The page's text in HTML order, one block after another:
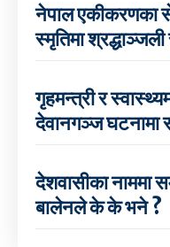
नेपाल एकीकरणका
स्मृतिमा
गृहमन्त्री र
देवानगञ्ज घटनामा
देशवासीका नाममा
बालेनले के के भने ?